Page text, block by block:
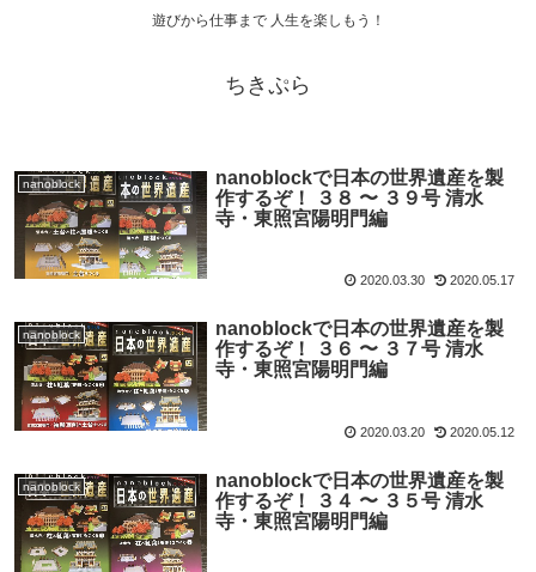
遊びから仕事まで 人生を楽しもう！
ちきぷら
nanoblock
nanoblockで日本の世界遺産を製
作するぞ！ ３８ 〜 ３９号 清水
寺・東照宮陽明門編
2020.03.30 2020.05.17
nanoblock
nanoblockで日本の世界遺産を製
作するぞ！ ３６ 〜 ３７号 清水
寺・東照宮陽明門編
2020.03.20 2020.05.12
nanoblock
nanoblockで日本の世界遺産を製
作するぞ！ ３４ 〜 ３５号 清水
寺・東照宮陽明門編